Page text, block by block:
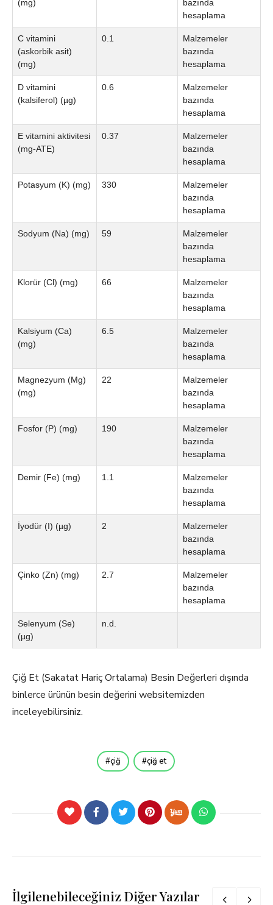
(mg)
bazında
hesaplama
C vitamini
(askorbik asit)
(mg)
0.1
Malzemeler
bazında
hesaplama
D vitamini
(kalsiferol) (µg)
0.6
Malzemeler
bazında
hesaplama
E vitamini aktivitesi
(mg-ATE)
0.37
Malzemeler
bazında
hesaplama
Potasyum (K) (mg) 330
Malzemeler
bazında
hesaplama
Sodyum (Na) (mg) 59
Malzemeler
bazında
hesaplama
Klorür (Cl) (mg) 66
Malzemeler
bazında
hesaplama
Kalsiyum (Ca)
(mg)
6.5
Malzemeler
bazında
hesaplama
Magnezyum (Mg)
(mg)
22
Malzemeler
bazında
hesaplama
Fosfor (P) (mg) 190
Malzemeler
bazında
hesaplama
Demir (Fe) (mg) 1.1
Malzemeler
bazında
hesaplama
İyodür (I) (µg) 2
Malzemeler
bazında
hesaplama
Çinko (Zn) (mg) 2.7
Malzemeler
bazında
hesaplama
Selenyum (Se)
(µg)
n.d.
Çiğ Et (Sakatat Hariç Ortalama) Besin Değerleri dışında
binlerce ürünün besin değerini websitemizden
inceleyebilirsiniz.
çiğ çiğ et
İlgilenebileceğiniz Diğer Yazılar